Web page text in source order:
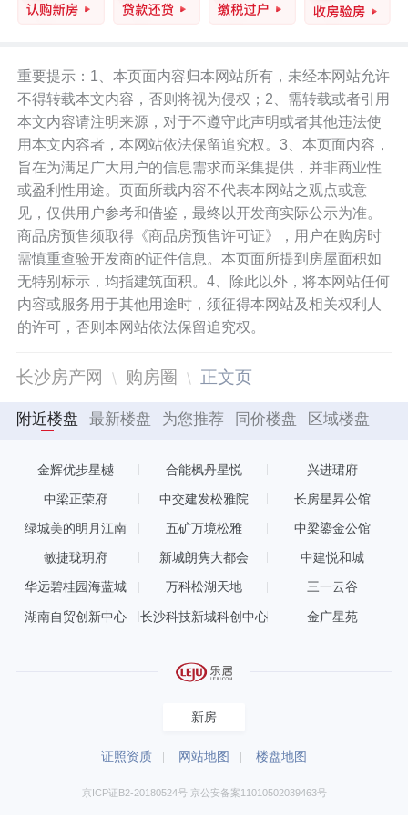
重要提示：1、本页面内容归本网站所有，未经本网站允许
不得转载本文内容，否则将视为侵权；2、需转载或者引用
本文内容请注明来源，对于不遵守此声明或者其他违法使
用本文内容者，本网站依法保留追究权。3、本页面内容，
旨在为满足广大用户的信息需求而采集提供，并非商业性
或盈利性用途。页面所载内容不代表本网站之观点或意
见，仅供用户参考和借鉴，最终以开发商实际公示为准。
商品房预售须取得《商品房预售许可证》，用户在购房时
需慎重查验开发商的证件信息。本页面所提到房屋面积如
无特别标示，均指建筑面积。4、除此以外，将本网站任何
内容或服务用于其他用途时，须征得本网站及相关权利人
的许可，否则本网站依法保留追究权。
长沙房产网 购房圈 正文页
附近楼盘 最新楼盘 为您推荐 同价楼盘 区域楼盘
金辉优步星樾 合能枫丹星悦 兴进珺府
中梁正荣府 中交建发松雅院 长房星昇公馆
绿城美的明月江南 五矿万境松雅 中梁鎏金公馆
敏捷珑玥府 新城朗隽大都会 中建悦和城
华远碧桂园海蓝城 万科松湖天地 三一云谷
湖南自贸创新中心 长沙科技新城科创中心 金广星苑
新房
证照资质 网站地图 楼盘地图
京ICP证B2-20180524号 京公安备案11010502039463号